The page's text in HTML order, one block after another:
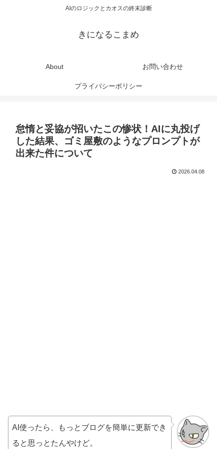
AIのロジックとカオスの終末診断
きになるこまめ
About お問い合わせ
プライバシーポリシー
怠惰と妥協が招いたこの惨状！AIに丸投げ
した結果、ゴミ屋敷のようなプロンプトが
出来た件について
2026.04.08
AI使ったら、もっとブログを簡単に更新でき
ると思っとたんやけど。